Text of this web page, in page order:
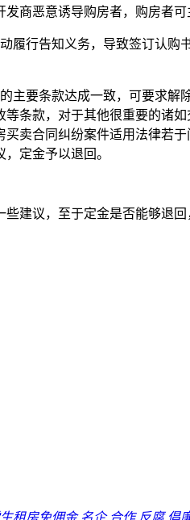
商恶意诱导购房者，购房者
履行告知义务，导致签订认
要条款达成一致，可要求
条款，对于其他很重要的诸
卖合同纠纷案件适用法律若
定金予以退回。
建议，至于定金是否能够退回
租房免佣金 名企 合作 反腐 倡